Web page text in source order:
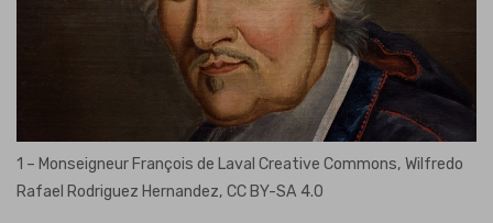
1 – Monseigneur François de Laval Creative Commons, Wilfredo
Rafael Rodriguez Hernandez, CC BY-SA 4.0